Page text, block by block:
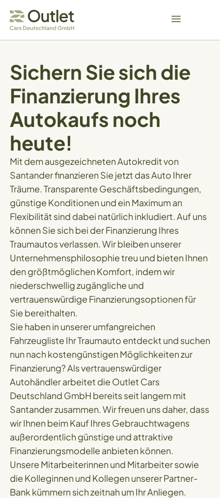
Sichern Sie sich die
Finanzierung Ihres
Autokaufs noch
heute!
Mit dem ausgezeichneten Autokredit von
Santander finanzieren Sie jetzt das Auto Ihrer
Träume. Transparente Geschäftsbedingungen,
günstige Konditionen und ein Maximum an
Flexibilität sind dabei natürlich inkludiert. Auf uns
können Sie sich bei der Finanzierung Ihres
Traumautos verlassen. Wir bleiben unserer
Unternehmensphilosophie treu und bieten Ihnen
den größtmöglichen Komfort, indem wir
niederschwellig zugängliche und
vertrauenswürdige Finanzierungsoptionen für
Sie bereithalten.
Sie haben in unserer umfangreichen
Fahrzeugliste Ihr Traumauto entdeckt und suchen
nun nach kostengünstigen Möglichkeiten zur
Finanzierung? Als vertrauenswürdiger
Autohändler arbeitet die Outlet Cars
Deutschland GmbH bereits seit langem mit
Santander zusammen. Wir freuen uns daher, dass
wir Ihnen beim Kauf Ihres Gebrauchtwagens
außerordentlich günstige und attraktive
Finanzierungsmodelle anbieten können.
Unsere Mitarbeiterinnen und Mitarbeiter sowie
die Kolleginnen und Kollegen unserer Partner-
Bank kümmern sich zeitnah um Ihr Anliegen.